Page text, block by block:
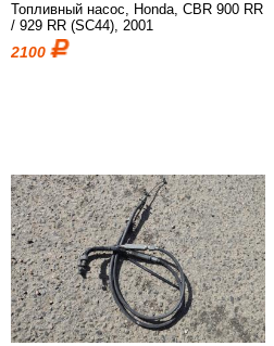
Топливный насос, Honda, CBR 900 RR
/ 929 RR (SC44), 2001
2100